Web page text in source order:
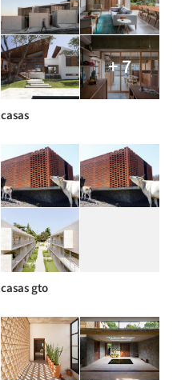
+ 7
casas
casas gto